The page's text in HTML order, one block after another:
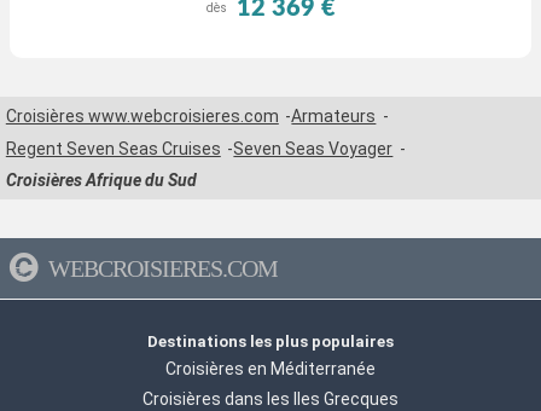
dès 12 369 €
Croisières www.webcroisieres.com
Armateurs
Regent Seven Seas Cruises
Seven Seas Voyager
Croisières Afrique du Sud
WEBCROISIERES.COM
Destinations les plus populaires
Croisières en Méditerranée
Croisières dans les Iles Grecques